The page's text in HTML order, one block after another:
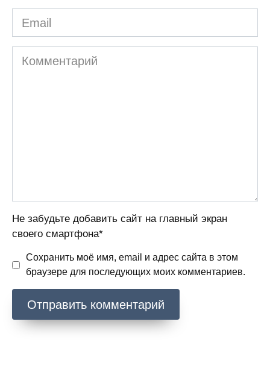
Email
Комментарий
Не забудьте добавить сайт на главный экран
своего смартфона*
Сохранить моё имя, email и адрес сайта в этом
браузере для последующих моих комментариев.